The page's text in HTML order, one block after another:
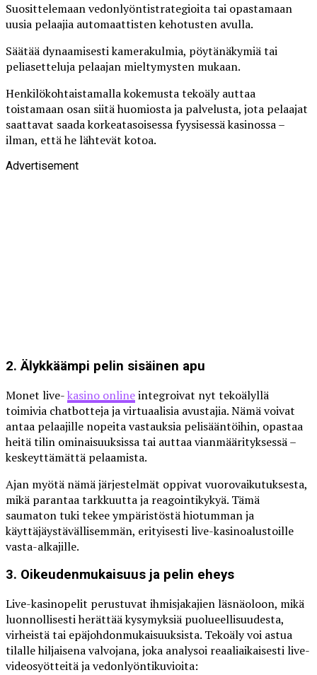
Suosittelemaan vedonlyöntistrategioita tai opastamaan
uusia pelaajia automaattisten kehotusten avulla.
Säätää dynaamisesti kamerakulmia, pöytänäkymiä tai
peliasetteluja pelaajan mieltymysten mukaan.
Henkilökohtaistamalla kokemusta tekoäly auttaa
toistamaan osan siitä huomiosta ja palvelusta, jota pelaajat
saattavat saada korkeatasoisessa fyysisessä kasinossa –
ilman, että he lähtevät kotoa.
Advertisement
2. Älykkäämpi pelin sisäinen apu
Monet live-kasino onlineintegroivat nyt tekoälyllä
toimivia chatbotteja ja virtuaalisia avustajia. Nämä voivat
antaa pelaajille nopeita vastauksia pelisääntöihin, opastaa
heitä tilin ominaisuuksissa tai auttaa vianmäärityksessä –
keskeyttämättä pelaamista.
Ajan myötä nämä järjestelmät oppivat vuorovaikutuksesta,
mikä parantaa tarkkuutta ja reagointikykyä. Tämä
saumaton tuki tekee ympäristöstä hiotumman ja
käyttäjäystävällisemmän, erityisesti live-kasinoalustoille
vasta-alkajille.
3. Oikeudenmukaisuus ja pelin eheys
Live-kasinopelit perustuvat ihmisjakajien läsnäoloon, mikä
luonnollisesti herättää kysymyksiä puolueellisuudesta,
virheistä tai epäjohdonmukaisuuksista. Tekoäly voi astua
tilalle hiljaisena valvojana, joka analysoi reaaliaikaisesti live-
videosyötteitä ja vedonlyöntikuvioita: